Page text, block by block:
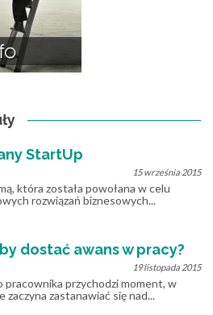
StartUp
15 września 2015
która została powołana w celu
rozwiązań biznesowych...
dostać awans w pracy?
19 listopada 2015
pracownika przychodzi moment, w
zaczyna zastanawiać się nad...